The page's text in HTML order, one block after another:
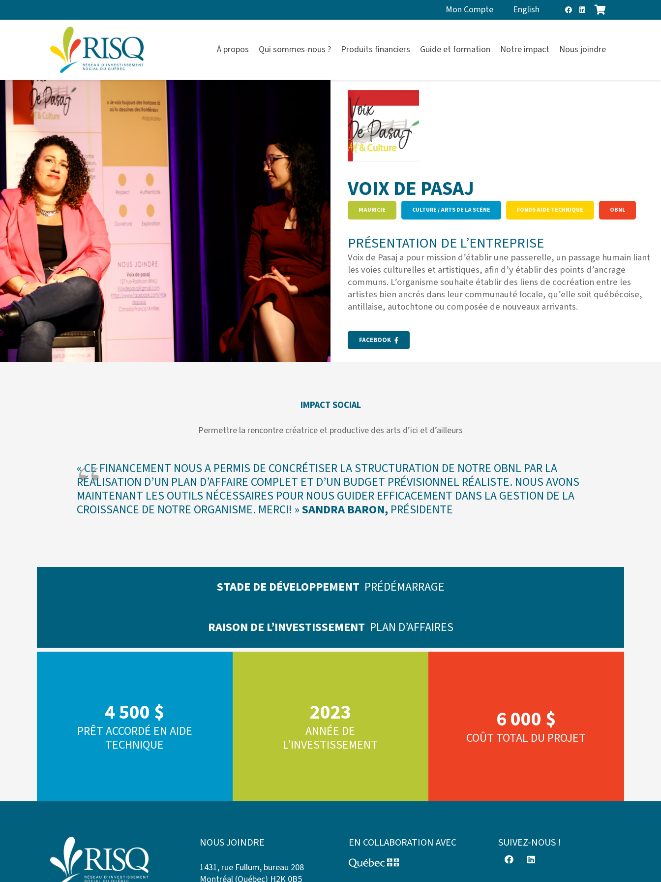
Mon Compte English
À propos Qui sommes-nous ? Produits financiers Guide et formation Notre impact Nous joindre
VOIX DE PASAJ
MAURICIE CULTURE / ARTS DE LA SCÈNE FONDS AIDE TECHNIQUE OBNL
PRÉSENTATION DE L’ENTREPRISE
Voix de Pasaj a pour mission d’établir une passerelle, un passage humain liant
les voies culturelles et artistiques, afin d’y établir des points d’ancrage
communs. L’organisme souhaite établir des liens de cocréation entre les
artistes bien ancrés dans leur communauté locale, qu’elle soit québécoise,
antillaise, autochtone ou composée de nouveaux arrivants.
FACEBOOK
IMPACT SOCIAL
Permettre la rencontre créatrice et productive des arts d’ici et d’ailleurs
« CE FINANCEMENT NOUS A PERMIS DE CONCRÉTISER LA STRUCTURATION DE NOTRE OBNL PAR LA
RÉALISATION D’UN PLAN D’AFFAIRE COMPLET ET D’UN BUDGET PRÉVISIONNEL RÉALISTE. NOUS AVONS
MAINTENANT LES OUTILS NÉCESSAIRES POUR NOUS GUIDER EFFICACEMENT DANS LA GESTION DE LA
CROISSANCE DE NOTRE ORGANISME. MERCI! »SANDRA BARON, PRÉSIDENTE
STADE DE DÉVELOPPEMENT PRÉDÉMARRAGE
RAISON DE L’INVESTISSEMENT PLAN D’AFFAIRES
4 500 $
PRÊT ACCORDÉ EN AIDE
TECHNIQUE
2023
ANNÉE DE
L’INVESTISSEMENT
6 000 $
COÛT TOTAL DU PROJET
NOUS JOINDRE
1431, rue Fullum, bureau 208
Montréal (Québec) H2K 0B5
EN COLLABORATION AVEC SUIVEZ-NOUS !